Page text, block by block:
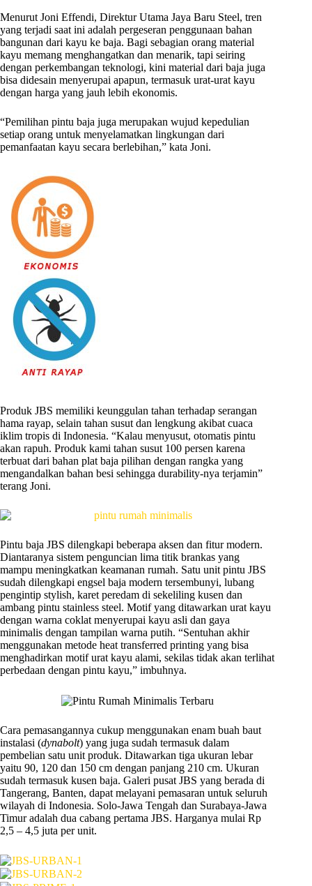
Menurut Joni Effendi, Direktur Utama Jaya Baru Steel, tren
yang terjadi saat ini adalah pergeseran penggunaan bahan
bangunan dari kayu ke baja. Bagi sebagian orang material
kayu memang menghangatkan dan menarik, tapi seiring
dengan perkembangan teknologi, kini material dari baja juga
bisa didesain menyerupai apapun, termasuk urat-urat kayu
dengan harga yang jauh lebih ekonomis.
“Pemilihan pintu baja juga merupakan wujud kepedulian
setiap orang untuk menyelamatkan lingkungan dari
pemanfaatan kayu secara berlebihan,” kata Joni.
Produk JBS memiliki keunggulan tahan terhadap serangan
hama rayap, selain tahan susut dan lengkung akibat cuaca
iklim tropis di Indonesia. “Kalau menyusut, otomatis pintu
akan rapuh. Produk kami tahan susut 100 persen karena
terbuat dari bahan plat baja pilihan dengan rangka yang
mengandalkan bahan besi sehingga durability-nya terjamin”
terang Joni.
Pintu baja JBS dilengkapi beberapa aksen dan fitur modern.
Diantaranya sistem penguncian lima titik brankas yang
mampu meningkatkan keamanan rumah. Satu unit pintu JBS
sudah dilengkapi engsel baja modern tersembunyi, lubang
pengintip stylish, karet peredam di sekeliling kusen dan
ambang pintu stainless steel. Motif yang ditawarkan urat kayu
dengan warna coklat menyerupai kayu asli dan gaya
minimalis dengan tampilan warna putih. “Sentuhan akhir
menggunakan metode heat transferred printing yang bisa
menghadirkan motif urat kayu alami, sekilas tidak akan terlihat
perbedaan dengan pintu kayu,” imbuhnya.
Cara pemasangannya cukup menggunakan enam buah baut
instalasi (dynabolt) yang juga sudah termasuk dalam
pembelian satu unit produk. Ditawarkan tiga ukuran lebar
yaitu 90, 120 dan 150 cm dengan panjang 210 cm. Ukuran
sudah termasuk kusen baja. Galeri pusat JBS yang berada di
Tangerang, Banten, dapat melayani pemasaran untuk seluruh
wilayah di Indonesia. Solo-Jawa Tengah dan Surabaya-Jawa
Timur adalah dua cabang pertama JBS. Harganya mulai Rp
2,5 – 4,5 juta per unit.